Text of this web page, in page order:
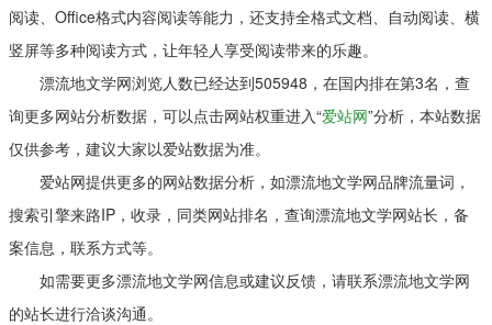
阅读、Office格式内容阅读等能力，还支持全格式文档、自动阅读、横
竖屏等多种阅读方式，让年轻人享受阅读带来的乐趣。
漂流地文学网浏览人数已经达到505948，在国内排在第3名，查
询更多网站分析数据，可以点击网站权重进入“爱站网”分析，本站数据
仅供参考，建议大家以爱站数据为准。
爱站网提供更多的网站数据分析，如漂流地文学网品牌流量词，
搜索引擎来路IP，收录，同类网站排名，查询漂流地文学网站长，备
案信息，联系方式等。
如需要更多漂流地文学网信息或建议反馈，请联系漂流地文学网
的站长进行洽谈沟通。